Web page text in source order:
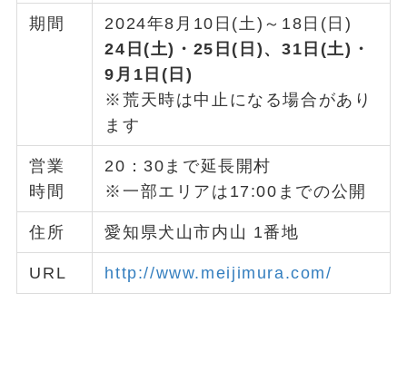
期間
2024年8月10日(土)～18日(日)
24日(土)・25日(日)、31日(土)・
9月1日(日)
※荒天時は中止になる場合があり
ます
営業
時間
20：30まで延長開村
※一部エリアは17:00までの公開
住所 愛知県犬山市内山 1番地
URL http://www.meijimura.com/